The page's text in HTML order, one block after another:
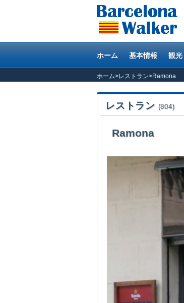
ホーム 基本情報 観光
ホーム>レストラン>Ramona
レストラン (804)
Ramona